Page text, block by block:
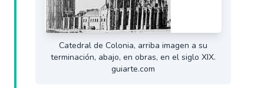
Catedral de Colonia, arriba imagen a su
terminación, abajo, en obras, en el siglo XIX.
guiarte.com